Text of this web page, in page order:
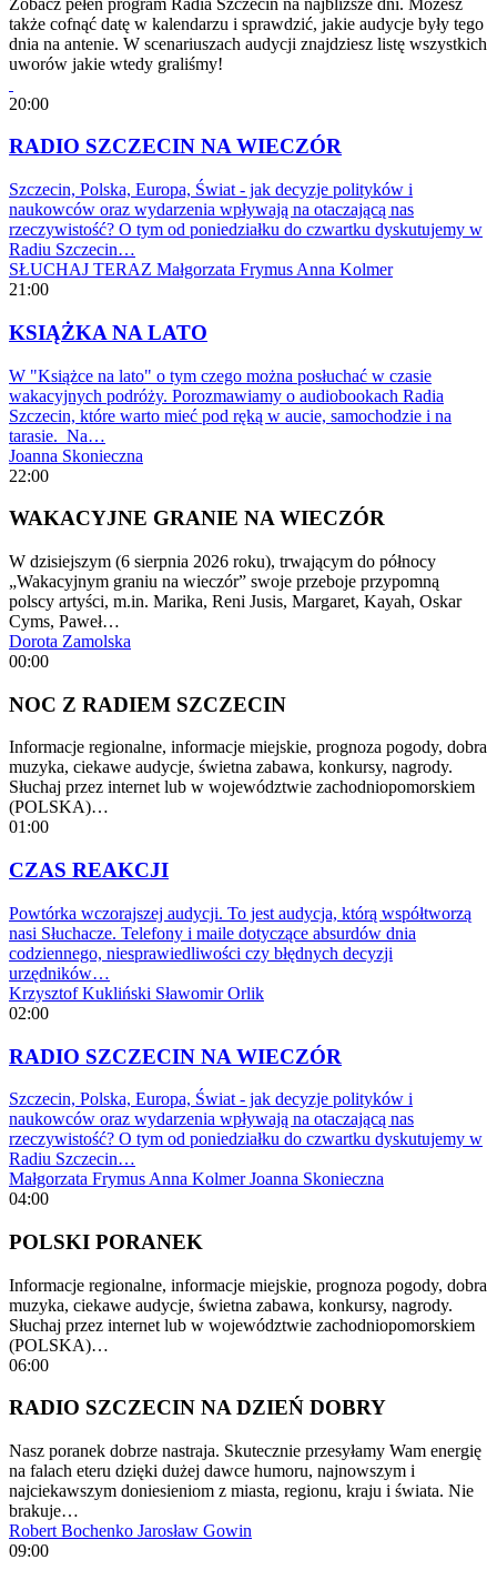
także cofnąć datę w kalendarzu i sprawdzić, jakie audycje były tego
dnia na antenie. W scenariuszach audycji znajdziesz listę wszystkich
uworów jakie wtedy graliśmy!
20:00
RADIO SZCZECIN NA WIECZÓR
Szczecin, Polska, Europa, Świat - jak decyzje polityków i
naukowców oraz wydarzenia wpływają na otaczającą nas
rzeczywistość? O tym od poniedziałku do czwartku dyskutujemy w
Radiu Szczecin…
SŁUCHAJ TERAZ Małgorzata Frymus Anna Kolmer
21:00
KSIĄŻKA NA LATO
W "Książce na lato" o tym czego można posłuchać w czasie
wakacyjnych podróży. Porozmawiamy o audiobookach Radia
Szczecin, które warto mieć pod ręką w aucie, samochodzie i na
tarasie. Na…
Joanna Skonieczna
22:00
WAKACYJNE GRANIE NA WIECZÓR
W dzisiejszym (6 sierpnia 2026 roku), trwającym do północy
„Wakacyjnym graniu na wieczór” swoje przeboje przypomną
polscy artyści, m.in. Marika, Reni Jusis, Margaret, Kayah, Oskar
Cyms, Paweł…
Dorota Zamolska
00:00
NOC Z RADIEM SZCZECIN
Informacje regionalne, informacje miejskie, prognoza pogody, dobra
muzyka, ciekawe audycje, świetna zabawa, konkursy, nagrody.
Słuchaj przez internet lub w województwie zachodniopomorskiem
(POLSKA)…
01:00
CZAS REAKCJI
Powtórka wczorajszej audycji. To jest audycja, którą współtworzą
nasi Słuchacze. Telefony i maile dotyczące absurdów dnia
codziennego, niesprawiedliwości czy błędnych decyzji
urzędników…
Krzysztof Kukliński Sławomir Orlik
02:00
RADIO SZCZECIN NA WIECZÓR
Szczecin, Polska, Europa, Świat - jak decyzje polityków i
naukowców oraz wydarzenia wpływają na otaczającą nas
rzeczywistość? O tym od poniedziałku do czwartku dyskutujemy w
Radiu Szczecin…
Małgorzata Frymus Anna Kolmer Joanna Skonieczna
04:00
POLSKI PORANEK
Informacje regionalne, informacje miejskie, prognoza pogody, dobra
muzyka, ciekawe audycje, świetna zabawa, konkursy, nagrody.
Słuchaj przez internet lub w województwie zachodniopomorskiem
(POLSKA)…
06:00
RADIO SZCZECIN NA DZIEŃ DOBRY
Nasz poranek dobrze nastraja. Skutecznie przesyłamy Wam energię
na falach eteru dzięki dużej dawce humoru, najnowszym i
najciekawszym doniesieniom z miasta, regionu, kraju i świata. Nie
brakuje…
Robert Bochenko Jarosław Gowin
09:00